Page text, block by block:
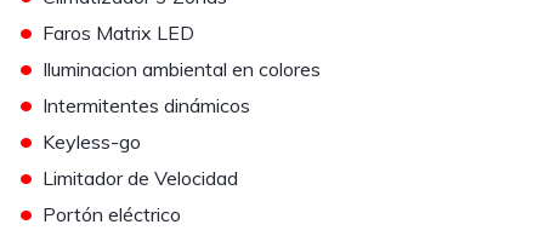
• Faros Matrix LED
• Iluminacion ambiental en colores
• Intermitentes dinámicos
• Keyless-go
• Limitador de Velocidad
• Portón eléctrico